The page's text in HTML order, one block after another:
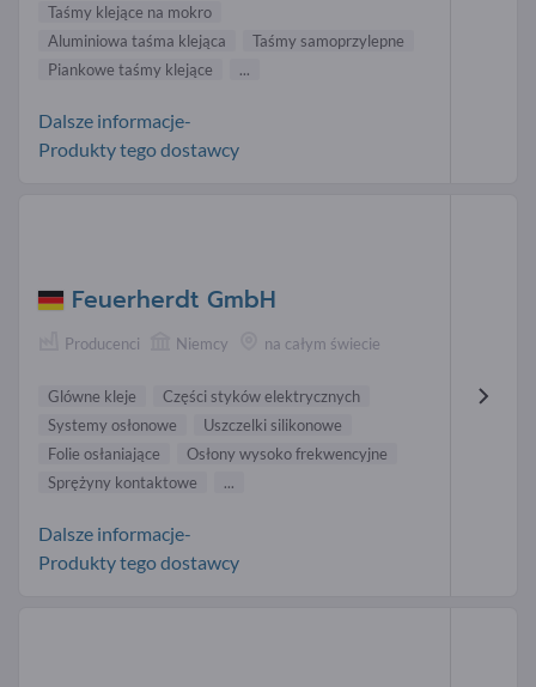
Taśmy klejące na mokro
Aluminiowa taśma klejąca
Taśmy samoprzylepne
Piankowe taśmy klejące
...
Dalsze informacje-
Produkty tego dostawcy
Feuerherdt GmbH
Producenci Niemcy na całym świecie
Glówne kleje
Części styków elektrycznych
Systemy osłonowe
Uszczelki silikonowe
Folie osłaniające
Osłony wysoko frekwencyjne
Sprężyny kontaktowe
...
Dalsze informacje-
Produkty tego dostawcy